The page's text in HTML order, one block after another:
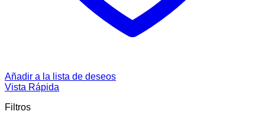
Añadir a la lista de deseos
Vista Rápida
Filtros